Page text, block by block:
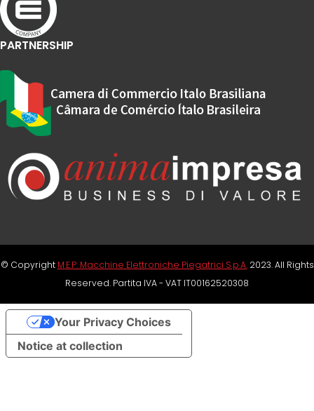
PARTNERSHIP
© Copyright M.E.P. Macchine Elettroniche Piegatrici S.p.A.2023. All Rights
Reserved. Partita IVA - VAT IT00162520308
Notice at collection
Your Privacy Choices